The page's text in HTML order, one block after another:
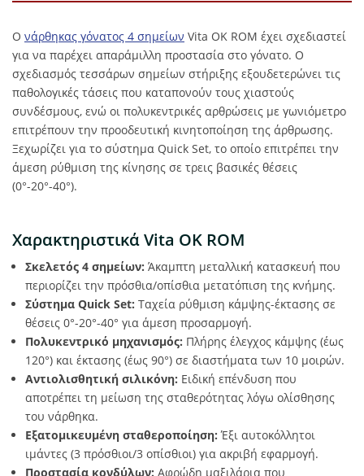
Ο νάρθηκας γόνατος 4 σημείων Vita OK ROM έχει σχεδιαστεί
για να παρέχει απαράμιλλη προστασία στο γόνατο. Ο
σχεδιασμός τεσσάρων σημείων στήριξης εξουδετερώνει τις
παθολογικές τάσεις που καταπονούν τους χιαστούς
συνδέσμους, ενώ οι πολυκεντρικές αρθρώσεις με γωνιόμετρο
επιτρέπουν την προοδευτική κινητοποίηση της άρθρωσης.
Ξεχωρίζει για το σύστημα Quick Set, το οποίο επιτρέπει την
άμεση ρύθμιση της κίνησης σε τρεις βασικές θέσεις
(0°-20°-40°).
Χαρακτηριστικά Vita OK ROM
Σκελετός 4 σημείων: Άκαμπτη μεταλλική κατασκευή που
περιορίζει την πρόσθια/οπίσθια μετατόπιση της κνήμης.
Σύστημα Quick Set: Ταχεία ρύθμιση κάμψης-έκτασης σε
θέσεις 0°-20°-40° για άμεση προσαρμογή.
Πολυκεντρικό μηχανισμός: Πλήρης έλεγχος κάμψης (έως
120°) και έκτασης (έως 90°) σε διαστήματα των 10 μοιρών.
Αντιολισθητική σιλικόνη: Ειδική επένδυση που
αποτρέπει τη μείωση της σταθερότητας λόγω ολίσθησης
του νάρθηκα.
Εξατομικευμένη σταθεροποίηση: Έξι αυτοκόλλητοι
ιμάντες (3 πρόσθιοι/3 οπίσθιοι) για ακριβή εφαρμογή.
Προστασία κονδύλων: Αφρώδη μαξιλάρια που